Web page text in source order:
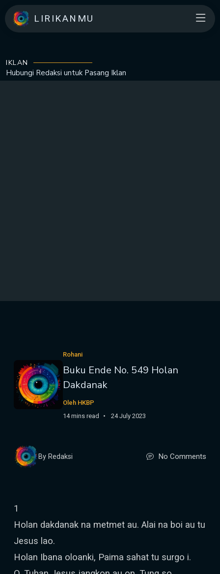
LIRIKANMU
IKLAN
Hubungi Redaksi untuk Pasang Iklan
Rohani
Buku Ende No. 549 Holan
Dakdanak
Oleh HKBP
14 mins read
24 July 2023
By Redaksi No Comments
1
Holan dakdanak na metmet au. Alai na boi au tu
Jesus lao.
Holan Ibana oloanki, Paima sahat tu surgo i.